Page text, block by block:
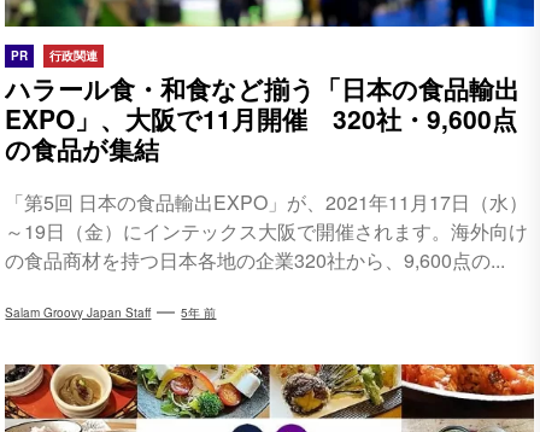
PR 行政関連
ハラール食・和食など揃う「日本の食品輸出
EXPO」、大阪で11月開催 320社・9,600点
の食品が集結
「第5回 日本の食品輸出EXPO」が、2021年11月17日（水）
～19日（金）にインテックス大阪で開催されます。海外向け
の食品商材を持つ日本各地の企業320社から、9,600点の...
Salam Groovy Japan Staff 5年 前